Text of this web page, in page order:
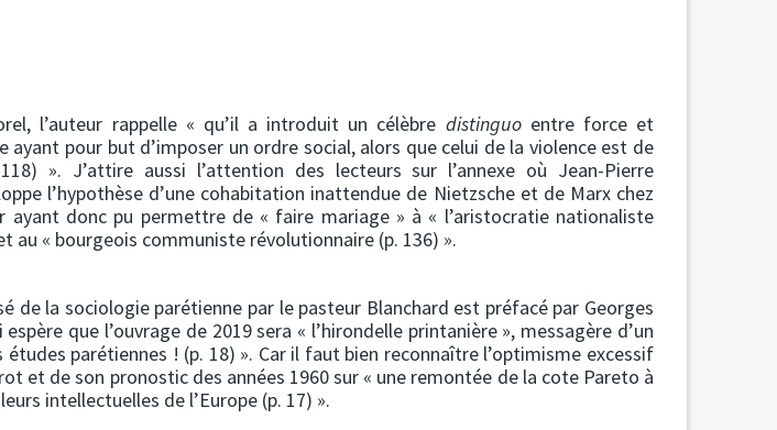
l’auteur rappelle « qu’il a introduit un célèbre distinguoentre force et
ayant pour but d’imposer un ordre social, alors que celui de la violence est de
». J’attire aussi l’attention des lecteurs sur l’annexe où Jean-Pierre
l’hypothèse d’une cohabitation inattendue de Nietzsche et de Marx chez
ayant donc pu permettre de « faire mariage » à « l’aristocratie nationaliste
au « bourgeois communiste révolutionnaire (p. 136) ».
de la sociologie parétienne par le pasteur Blanchard est préfacé par Georges
que l’ouvrage de 2019 sera « l’hirondelle printanière », messagère d’un
études parétiennes ! (p. 18) ». Car il faut bien reconnaître l’optimisme excessif
et de son pronostic des années 1960 sur « une remontée de la cote Pareto à
intellectuelles de l’Europe (p. 17) ».